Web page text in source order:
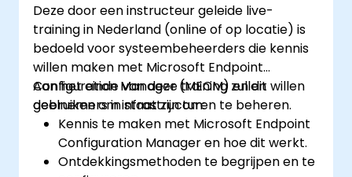
Deze door een instructeur geleide live-
training in Nederland (online of op locatie) is
bedoeld voor systeembeheerders die kennis
willen maken met Microsoft Endpoint
Configuration Manager (MECM) en dit willen
gebruiken om infrastructuren te beheren.
Aan het einde van deze training zullen
deelnemers in staat zijn om:
Kennis te maken met Microsoft Endpoint
Configuration Manager en hoe dit werkt.
Ontdekkingsmethoden te begrijpen en te